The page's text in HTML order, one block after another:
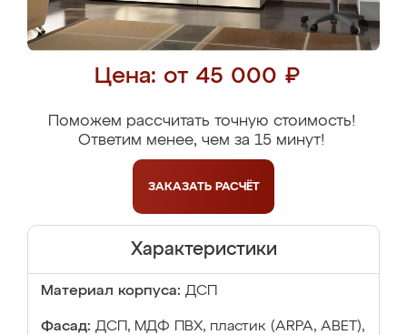
Цена: от 45 000 ₽
Поможем рассчитать точную стоимость!
Ответим менее, чем за 15 минут!
ЗАКАЗАТЬ РАСЧЁТ
Характеристики
Материал корпуса: ДСП
Фасад: ДСП, МДФ ПВХ, пластик (ARPA, ABET),